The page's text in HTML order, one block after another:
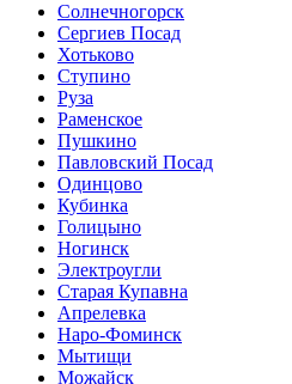
Солнечногорск
Сергиев Посад
Хотьково
Ступино
Руза
Раменское
Пушкино
Павловский Посад
Одинцово
Кубинка
Голицыно
Ногинск
Электроугли
Старая Купавна
Апрелевка
Наро-Фоминск
Мытищи
Можайск